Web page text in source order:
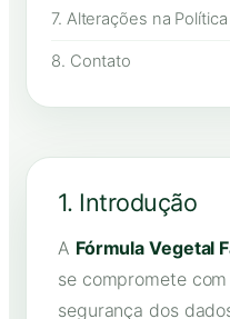
7. Alterações na Política
8. Contato
1. Introdução
A Fórmula Vegetal
se compromete
segurança dos